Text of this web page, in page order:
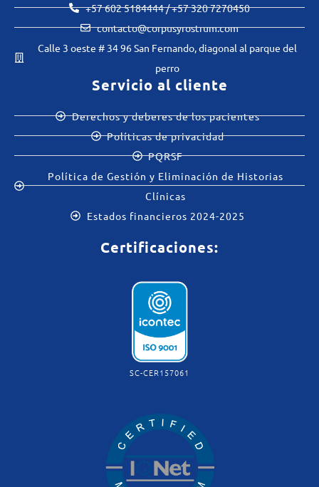
+57 602 5184444 / +57 320 7270450
contacto@corpusyrostrum.com
Calle 3 oeste # 34 96 San Fernando, diagonal al parque del
perro
Servicio al cliente
Derechos y deberes de los pacientes
Políticas de privacidad
PQRSF
Política de Gestión y Eliminación de Historias
Clínicas
Estados financieros 2024-2025
Certificaciones:
SC-CER157061